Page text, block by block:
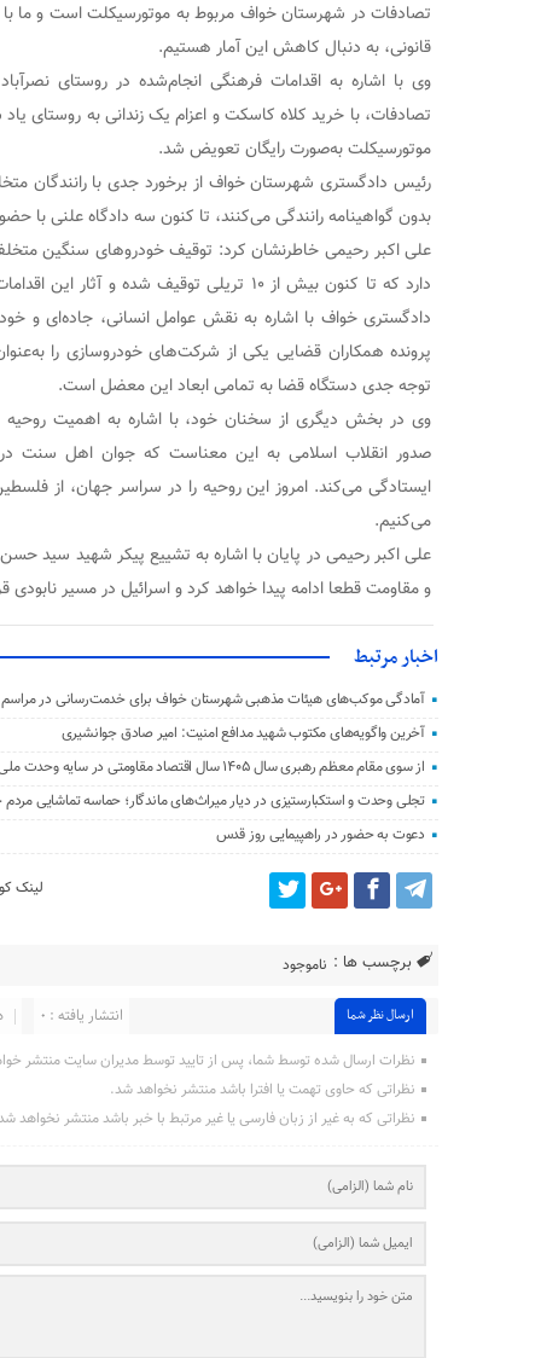
تصادفات در شهرستان خواف مربوط به موتورسیکلت‌ است و ما با
قانونی، به دنبال کاهش این آمار هستیم.
وی با اشاره به اقدامات فرهنگی انجام‌شده در روستای
موتورسیکلت به‌صورت رایگان تعویض شد.
رئیس دادگستری شهرستان خواف از برخورد جدی با رانندگان
بدون گواهینامه رانندگی می‌کنند، تا کنون سه دادگاه علنی با
علی اکبر رحیمی خاطرنشان کرد: توقیف خودروهای سنگین
دارد که تا کنون بیش از ۱۰ تریلی توقیف شده
دادگستری خواف با اشاره به نقش عوامل انسانی، جاده‌ای و
پرونده‌ همکاران قضایی یکی از شرکت‌های خودروسازی را
توجه جدی دستگاه قضا به تمامی ابعاد این معضل است.
وی در بخش دیگری از سخنان خود، با اشاره به اهمیت
صدور انقلاب اسلامی به این معناست که جوان اهل سنت در
ایستادگی می‌کند. امروز این روحیه را در سراسر جهان، از
می‌کنیم.
علی اکبر رحیمی در پایان با اشاره به تشییع پیکر شهید سید
و مقاومت قطعا ادامه پیدا خواهد کرد و اسرائیل در مسیر نابودی
اخبار مرتبط
آمادگی موکب‌های هیئات مذهبی شهرستان خواف برای خدمت‌رسانی در مراسم
آخرین واگویه‌های مکتوب شهید مدافع امنیت: امیر صادق جوانشیری
از سوی مقام معظم رهبری سال ۱۴۰۵ سال اقتصاد مقاومتی در سایه وحدت ملی و امنیت ملی نام‌گذاری شد.
تجلی وحدت و استکبارستیزی در دیار میراث‌های ماندگار؛ حماسه تماشایی
دعوت به حضور در راهپیمایی روز قدس
لینک
برچسب ها : ناموجود
ارسال نظر شما انتشار یافته : ۰
نظرات ارسال شده توسط شما، پس از تایید توسط مدیران سایت منتشر
نظراتی که حاوی تهمت یا افترا باشد منتشر نخواهد شد.
نظراتی که به غیر از زبان فارسی یا غیر مرتبط با خبر باشد منتشر نخواهد